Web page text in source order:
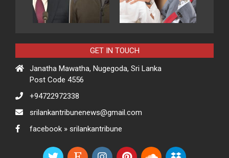
GET IN TOUCH
Janatha Mawatha, Nugegoda, Sri Lanka
Post Code 4556
+94722972338
srilankantribunenews@gmail.com
facebook » srilankantribune